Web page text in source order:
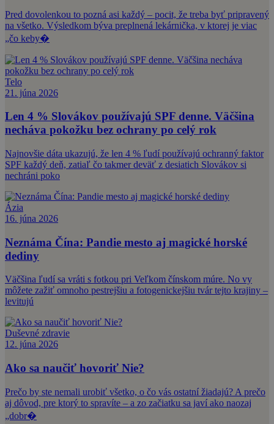
Pred dovolenkou to pozná asi každý – pocit, že treba byť pripravený
na všetko. Výsledkom býva preplnená lekárnička, v ktorej je viac
„čo keby�
Telo
21. júna 2026
Len 4 % Slovákov používajú SPF denne. Väčšina
necháva pokožku bez ochrany po celý rok
Najnovšie dáta ukazujú, že len 4 % ľudí používajú ochranný faktor
SPF každý deň, zatiaľ čo takmer deväť z desiatich Slovákov si
nechráni poko
Ázia
16. júna 2026
Neznáma Čína: Pandie mesto aj magické horské
dediny
Väčšina ľudí sa vráti s fotkou pri Veľkom čínskom múre. No vy
môžete zažiť omnoho pestrejšiu a fotogenickejšiu tvár tejto krajiny –
levitujú
Duševné zdravie
12. júna 2026
Ako sa naučiť hovoriť Nie?
Prečo by ste nemali urobiť všetko, o čo vás ostatní žiadajú? A prečo
aj dôvod, pre ktorý to spravíte – a zo začiatku sa javí ako naozaj
„dobr�